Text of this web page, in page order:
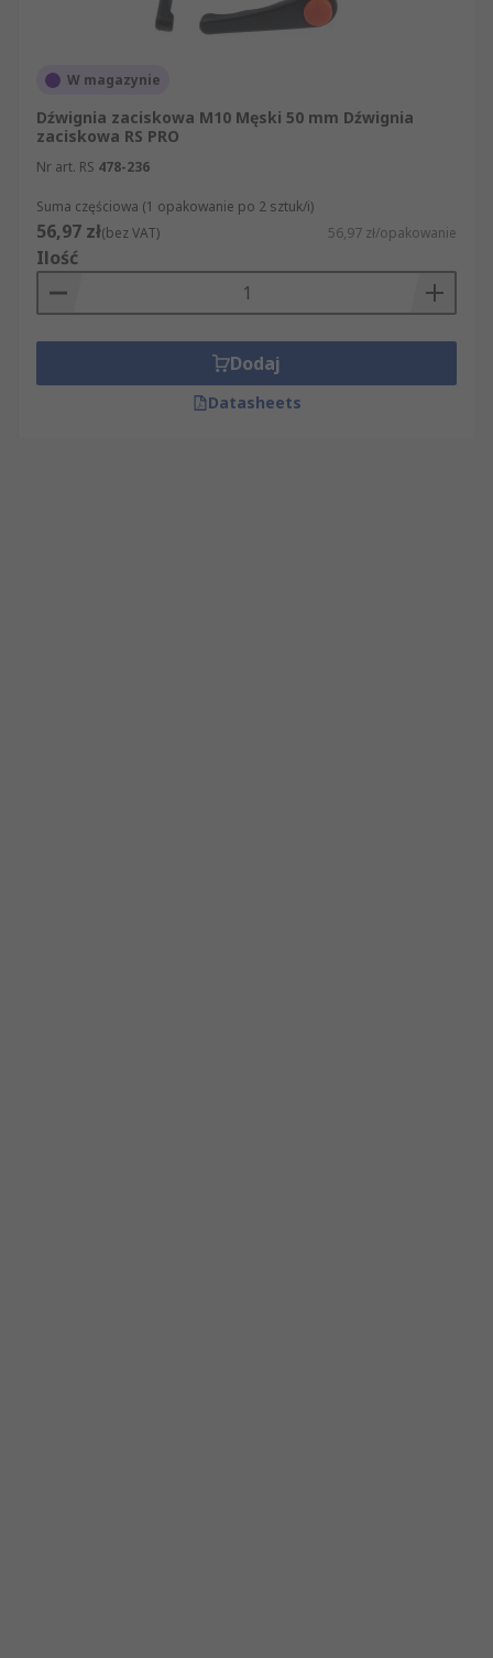
W magazynie
Dźwignia zaciskowa M10 Męski 50 mm Dźwignia
zaciskowa RS PRO
Nr art. RS 478-236
Suma częściowa (1 opakowanie po 2 sztuk/i)
56,97 zł(bez VAT) 56,97 zł/opakowanie
Ilość
Dodaj
Datasheets